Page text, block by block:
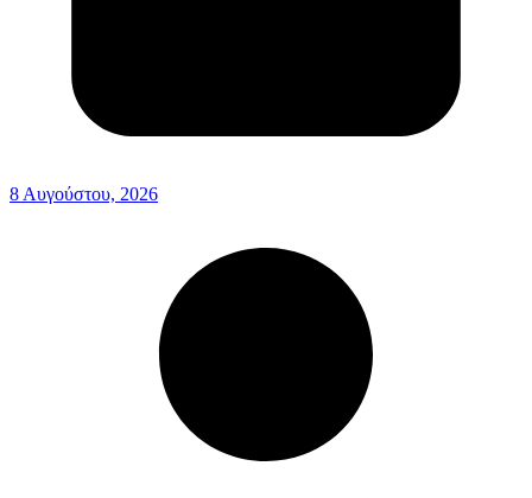
8 Αυγούστου, 2026